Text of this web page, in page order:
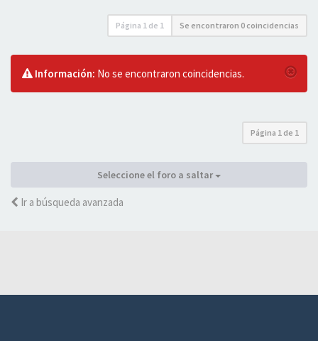
Página 1 de 1 Se encontraron 0 coincidencias
Información: No se encontraron coincidencias.
Página 1 de 1
Seleccione el foro a saltar
Ir a búsqueda avanzada